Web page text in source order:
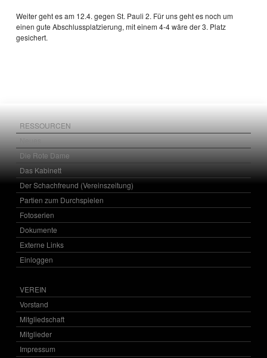
Weiter geht es am 12.4. gegen St. Pauli 2. Für uns geht es noch um
einen gute Abschlussplatzierung, mit einem 4-4 wäre der 3. Platz
gesichert.
RESSOURCEN
Die Rote Dame
Das Kabinett
Der Schachfreund (Vereinszeitung)
Partien zum Durchspielen
Fotoserien
Dokumente
Externe Links
Einloggen
VEREIN
Vorstand
Mitgliedschaft
Mitglieder
Impressum